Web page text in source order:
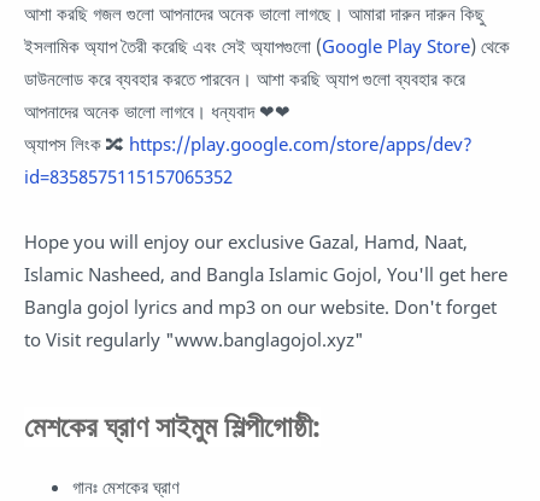
আশা করছি গজল গুলো আপনাদের অনেক ভালো লাগছে। আমারা দারুন দারুন কিছু
ইসলামিক অ্যাপ তৈরী করেছি এবং সেই অ্যাপগুলো (Google Play Store) থেকে
ডাউনলোড করে ব্যবহার করতে পারবেন। আশা করছি অ্যাপ গুলো ব্যবহার করে
আপনাদের অনেক ভালো লাগবে। ধন্যবাদ ❤❤
অ্যাপস লিংক 🔀 https://play.google.com/store/apps/dev?
id=8358575115157065352
Hope you will enjoy our exclusive Gazal, Hamd, Naat,
Islamic Nasheed, and Bangla Islamic Gojol, You'll get here
Bangla gojol lyrics and mp3 on our website. Don't forget
to Visit regularly "www.banglagojol.xyz"
মেশকের ঘ্রাণ সাইমুম শিল্পীগোষ্ঠী:
গানঃ মেশকের ঘ্রাণ